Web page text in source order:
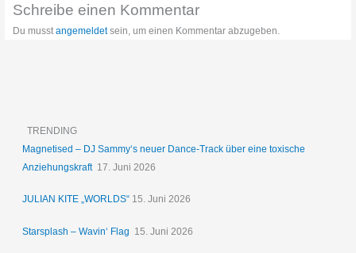
Schreibe einen Kommentar
Du musstangemeldetsein, um einen Kommentar abzugeben.
TRENDING
Magnetised – DJ Sammy‘s neuer Dance-Track über eine toxische
Anziehungskraft 17. Juni 2026
JULIAN KITE „WORLDS“ 15. Juni 2026
Starsplash – Wavin‘ Flag 15. Juni 2026